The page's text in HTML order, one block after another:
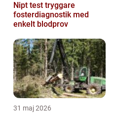
Nipt test tryggare
fosterdiagnostik med
enkelt blodprov
31 maj 2026